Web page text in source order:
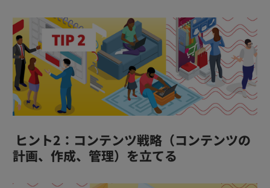
ヒント2：コンテンツ戦略（コンテンツの
計画、作成、管理）を立てる